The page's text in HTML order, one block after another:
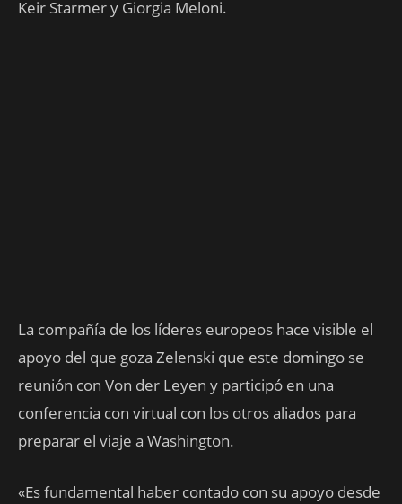
Keir Starmer y Giorgia Meloni.
La compañía de los líderes europeos hace visible el
apoyo del que goza Zelenski que este domingo se
reunión con Von der Leyen y participó en una
conferencia con virtual con los otros aliados para
preparar el viaje a Washington.
«Es fundamental haber contado con su apoyo desde